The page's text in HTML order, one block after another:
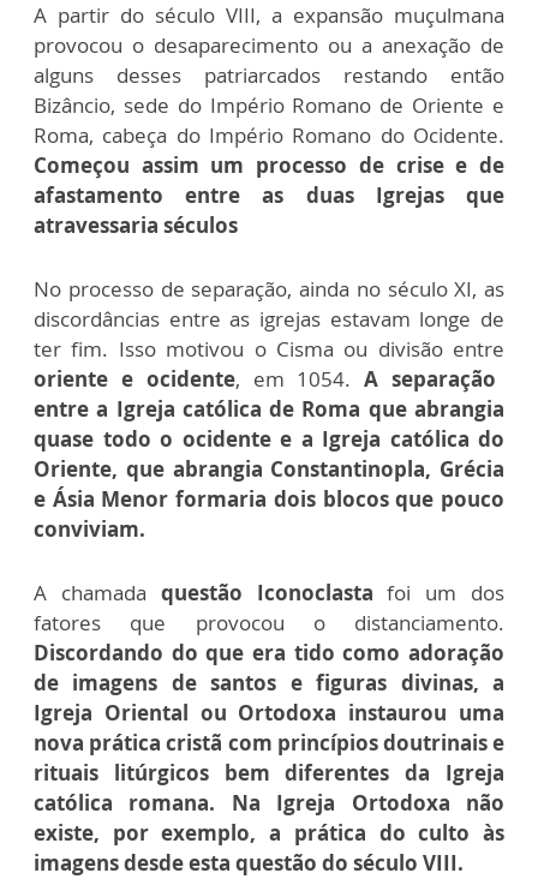
A partir do século VIII, a expansão muçulmana
provocou o desaparecimento ou a anexação de
alguns desses patriarcados restando então
Bizâncio, sede do Império Romano de Oriente e
Roma, cabeça do Império Romano do Ocidente.
Começou assim um processo de crise e de
afastamento entre as duas Igrejas que
atravessaria séculos
No processo de separação, ainda no século XI, as
discordâncias entre as igrejas estavam longe de
ter fim. Isso motivou o Cisma ou divisão entre
oriente e ocidente, em 1054.A separação
entre a Igreja católica de Roma que abrangia
quase todo o ocidente e a Igreja católica do
Oriente, que abrangia Constantinopla, Grécia
e Ásia Menor formaria dois blocos que pouco
conviviam.
A chamada questão Iconoclasta foi um dos
fatores que provocou o distanciamento.
Discordando do que era tido como adoração
de imagens de santos e figuras divinas, a
Igreja Oriental ou Ortodoxa instaurou uma
nova prática cristã com princípios doutrinais e
rituais litúrgicos bem diferentes da Igreja
católica romana.
Na Igreja Ortodoxa não
existe, por exemplo, a prática do culto às
imagens desde esta questão do século VIII.